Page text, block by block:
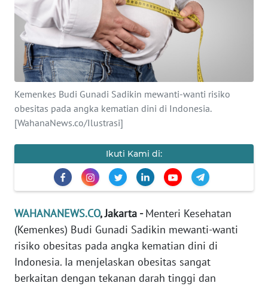
Kemenkes Budi Gunadi Sadikin mewanti-wanti risiko
obesitas pada angka kematian dini di Indonesia.
[WahanaNews.co/Ilustrasi]
Ikuti Kami di:
WAHANANEWS.CO, Jakarta -Menteri Kesehatan
(Kemenkes) Budi Gunadi Sadikin mewanti-wanti
risiko obesitas pada angka kematian dini di
Indonesia. Ia menjelaskan obesitas sangat
berkaitan dengan tekanan darah tinggi dan
KESEHATAN
INTERNASIONAL
SERBA-SERBI
PENDIDIKAN
EDITORIAL
Informasi
INDEKS